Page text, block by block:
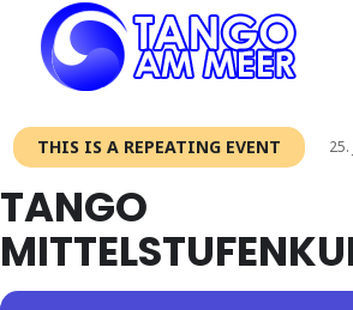
THIS IS A REPEATING EVENT 25.
TANGO